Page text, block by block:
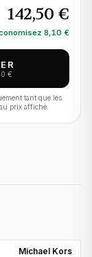
142,50 €
8,10 €
€
tant que les
prix affiché.
Michael Kors